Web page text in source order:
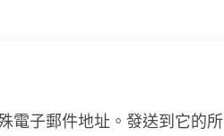
電子郵件地址。發送到它的所